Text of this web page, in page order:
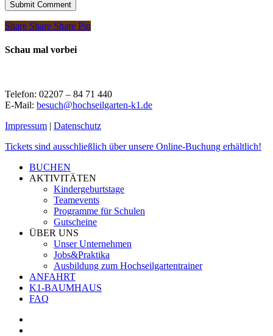
Share Share Share Pin
Schau mal vorbei
Telefon: 02207 – 84 71 440
E-Mail: besuch@hochseilgarten-k1.de
Impressum
Datenschutz
Close
Tickets sind ausschließlich über unsere Online-Buchung erhältlich!
BUCHEN
AKTIVITÄTEN
Kindergeburtstage
Teamevents
Programme für Schulen
Gutscheine
ÜBER UNS
Unser Unternehmen
Jobs&Praktika
Ausbildung zum Hochseilgartentrainer
ANFAHRT
K1-BAUMHAUS
FAQ